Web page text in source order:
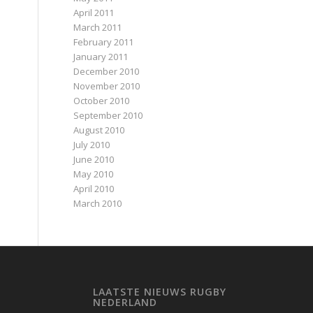
April 2011
March 2011
February 2011
January 2011
December 2010
November 2010
October 2010
September 2010
August 2010
July 2010
June 2010
May 2010
April 2010
March 2010
LAATSTE NIEUWS RUGBY
NEDERLAND